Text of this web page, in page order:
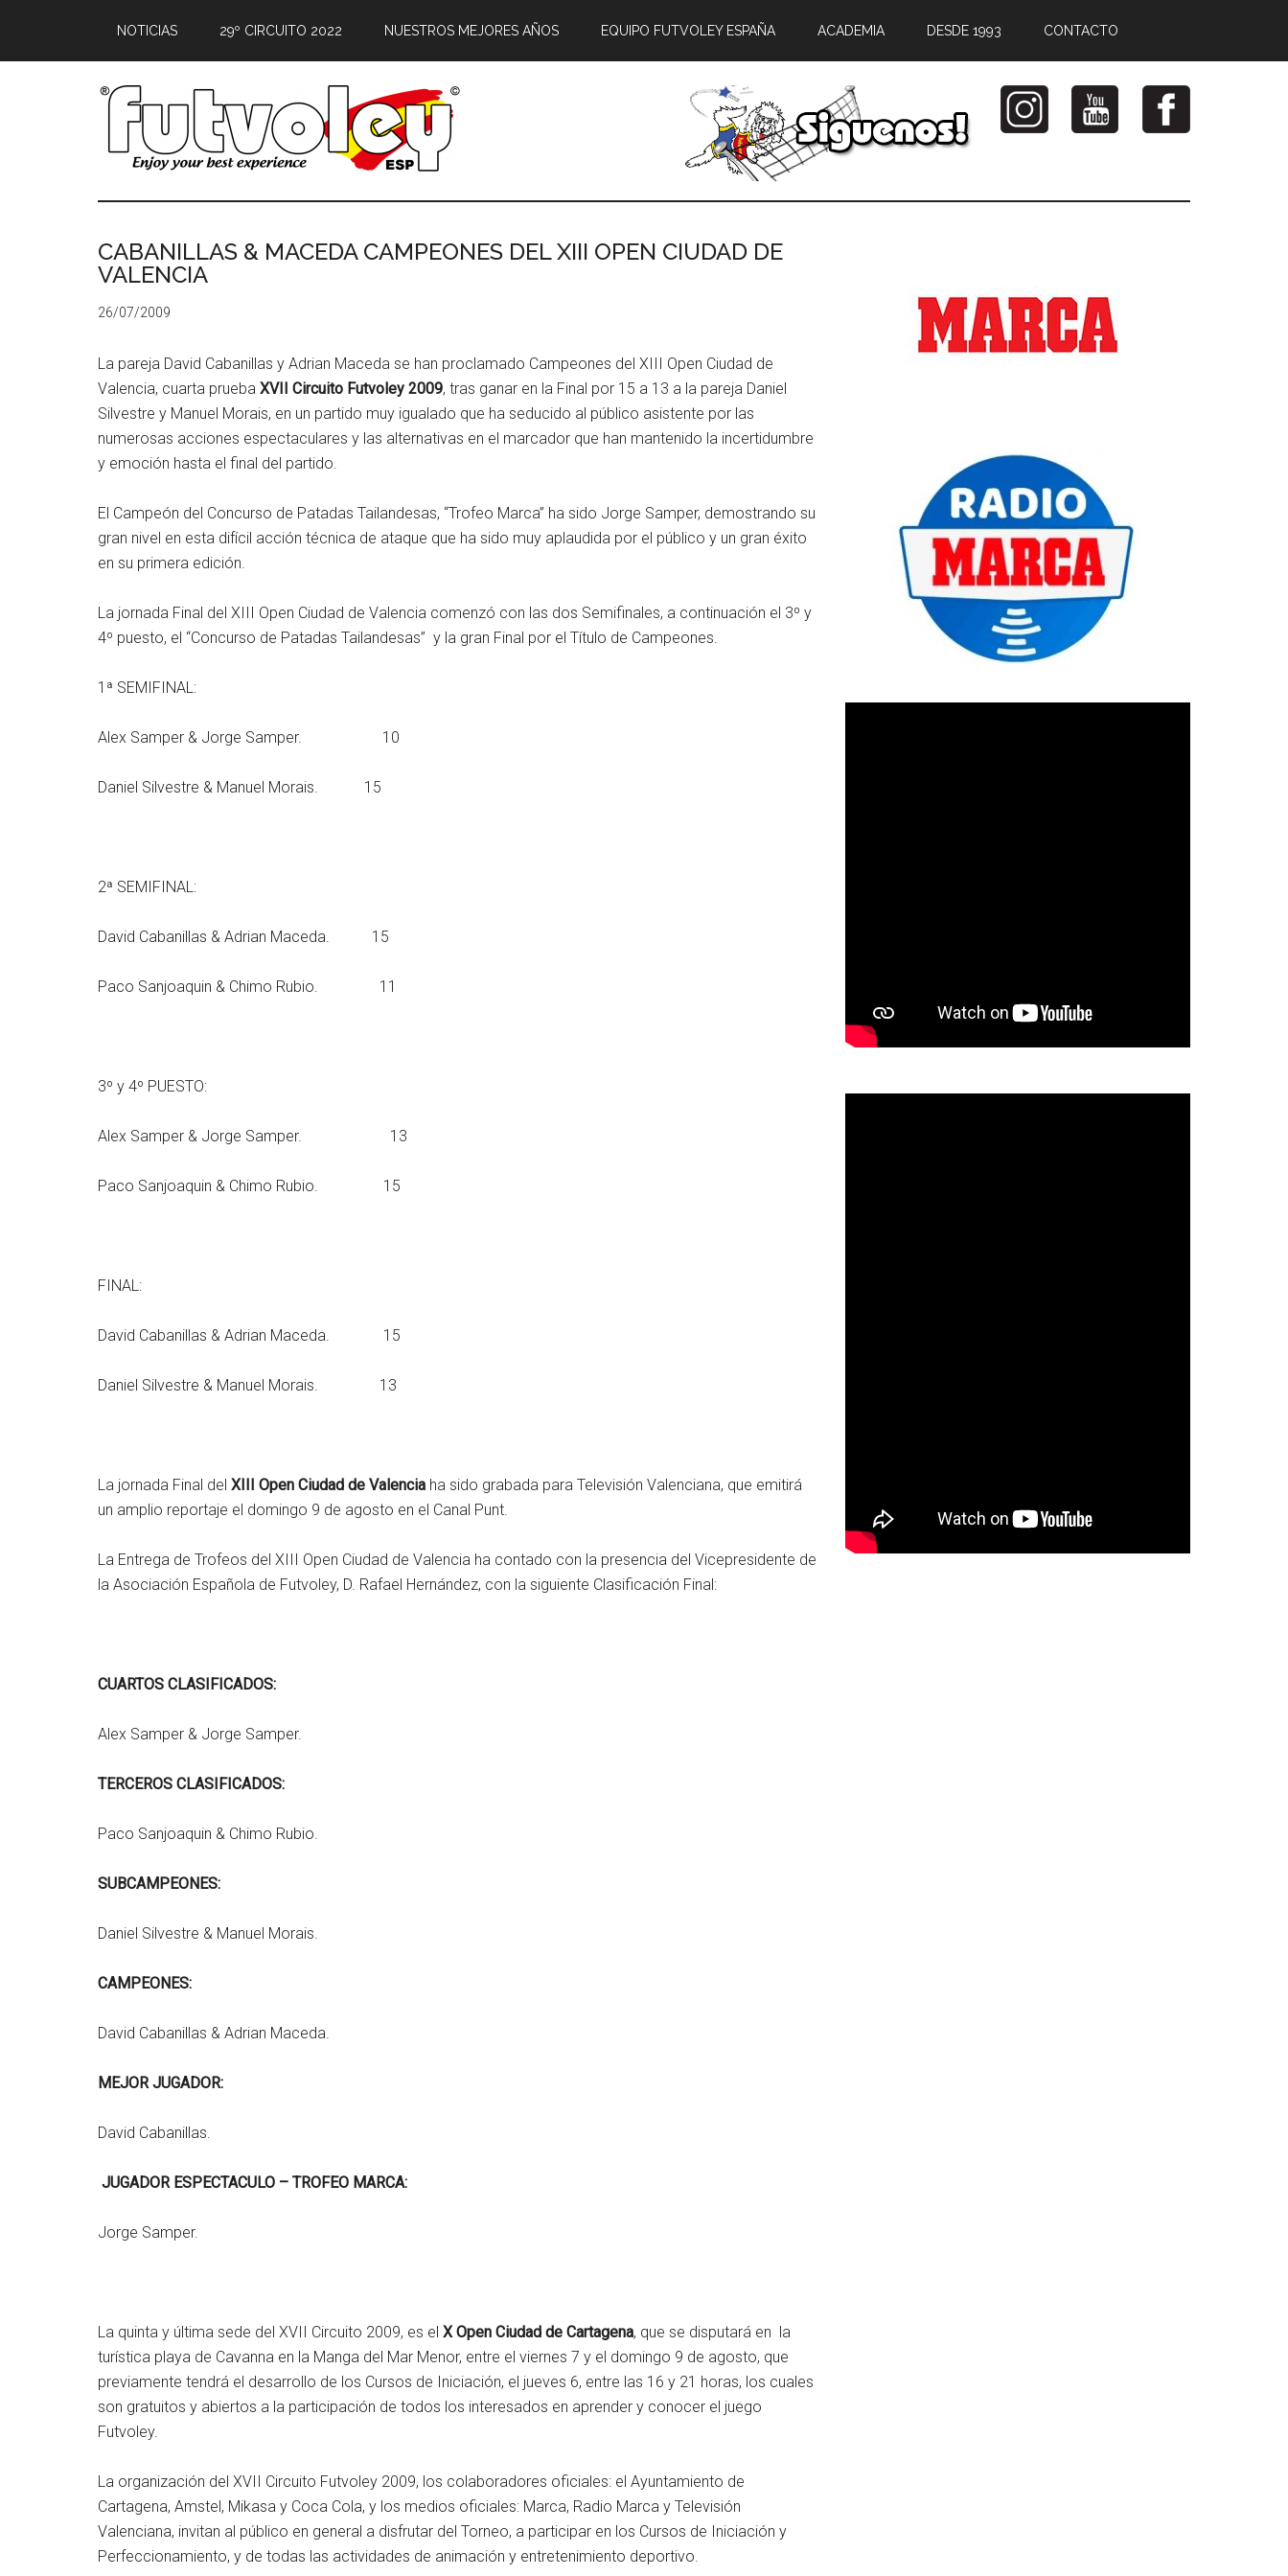
NOTICIAS 29º CIRCUITO 2022 NUESTROS MEJORES AÑOS EQUIPO FUTVOLEY ESPAÑA ACADEMIA DESDE 1993 CONTACTO
CABANILLAS & MACEDA CAMPEONES DEL XIII OPEN CIUDAD DE
VALENCIA
26/07/2009
La pareja David Cabanillas y Adrian Maceda se han proclamado Campeones del XIII Open Ciudad de
Valencia, cuarta prueba XVII Circuito Futvoley 2009, tras ganar en la Final por 15 a 13 a la pareja Daniel
Silvestre y Manuel Morais, en un partido muy igualado que ha seducido al público asistente por las
numerosas acciones espectaculares y las alternativas en el marcador que han mantenido la incertidumbre
y emoción hasta el final del partido.
El Campeón del Concurso de Patadas Tailandesas, “Trofeo Marca” ha sido Jorge Samper, demostrando su
gran nivel en esta difícil acción técnica de ataque que ha sido muy aplaudida por el público y un gran éxito
en su primera edición.
La jornada Final del XIII Open Ciudad de Valencia comenzó con las dos Semifinales, a continuación el 3º y
4º puesto, el “Concurso de Patadas Tailandesas” y la gran Final por el Título de Campeones.
1ª SEMIFINAL:
Alex Samper & Jorge Samper. 10
Daniel Silvestre & Manuel Morais. 15
2ª SEMIFINAL:
David Cabanillas & Adrian Maceda. 15
Paco Sanjoaquin & Chimo Rubio. 11
3º y 4º PUESTO:
Alex Samper & Jorge Samper. 13
Paco Sanjoaquin & Chimo Rubio. 15
FINAL:
David Cabanillas & Adrian Maceda. 15
Daniel Silvestre & Manuel Morais. 13
La jornada Final del XIII Open Ciudad de Valencia ha sido grabada para Televisión Valenciana, que emitirá
un amplio reportaje el domingo 9 de agosto en el Canal Punt.
La Entrega de Trofeos del XIII Open Ciudad de Valencia ha contado con la presencia del Vicepresidente de
la Asociación Española de Futvoley, D. Rafael Hernández, con la siguiente Clasificación Final:
CUARTOS CLASIFICADOS:
Alex Samper & Jorge Samper.
TERCEROS CLASIFICADOS:
Paco Sanjoaquin & Chimo Rubio.
SUBCAMPEONES:
Daniel Silvestre & Manuel Morais.
CAMPEONES:
David Cabanillas & Adrian Maceda.
MEJOR JUGADOR:
David Cabanillas.
JUGADOR ESPECTACULO – TROFEO MARCA:
Jorge Samper.
La quinta y última sede del XVII Circuito 2009, es el X Open Ciudad de Cartagena, que se disputará en la
turística playa de Cavanna en la Manga del Mar Menor, entre el viernes 7 y el domingo 9 de agosto, que
previamente tendrá el desarrollo de los Cursos de Iniciación, el jueves 6, entre las 16 y 21 horas, los cuales
son gratuitos y abiertos a la participación de todos los interesados en aprender y conocer el juego
Futvoley.
La organización del XVII Circuito Futvoley 2009, los colaboradores oficiales: el Ayuntamiento de
Cartagena, Amstel, Mikasa y Coca Cola, y los medios oficiales: Marca, Radio Marca y Televisión
Valenciana, invitan al público en general a disfrutar del Torneo, a participar en los Cursos de Iniciación y
Perfeccionamiento, y de todas las actividades de animación y entretenimiento deportivo.